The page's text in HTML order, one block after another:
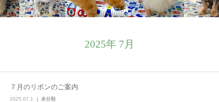
2025年 7月
７月のリボンのご案内
2025.07.1 未分類
SNS/リンク